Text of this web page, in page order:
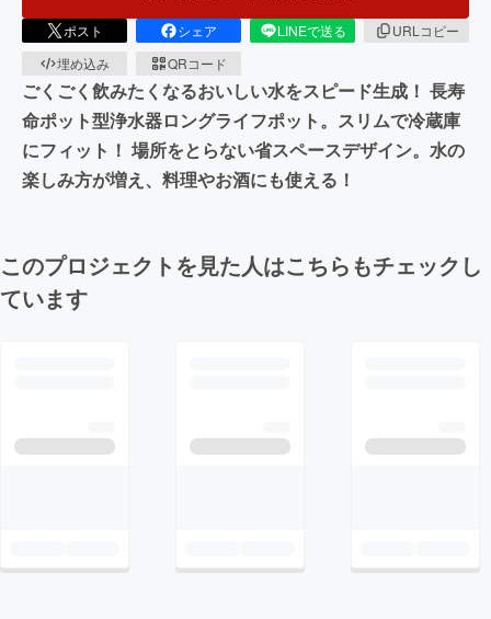
ポスト シェア LINEで送る
URLコピー
埋め込み
QRコード
ごくごく飲みたくなるおいしい水をスピード生成！ 長寿
命ポット型浄水器ロングライフポット。スリムで冷蔵庫
にフィット！ 場所をとらない省スペースデザイン。水の
楽しみ方が増え、料理やお酒にも使える！
このプロジェクトを見た人はこちらもチェックし
ています